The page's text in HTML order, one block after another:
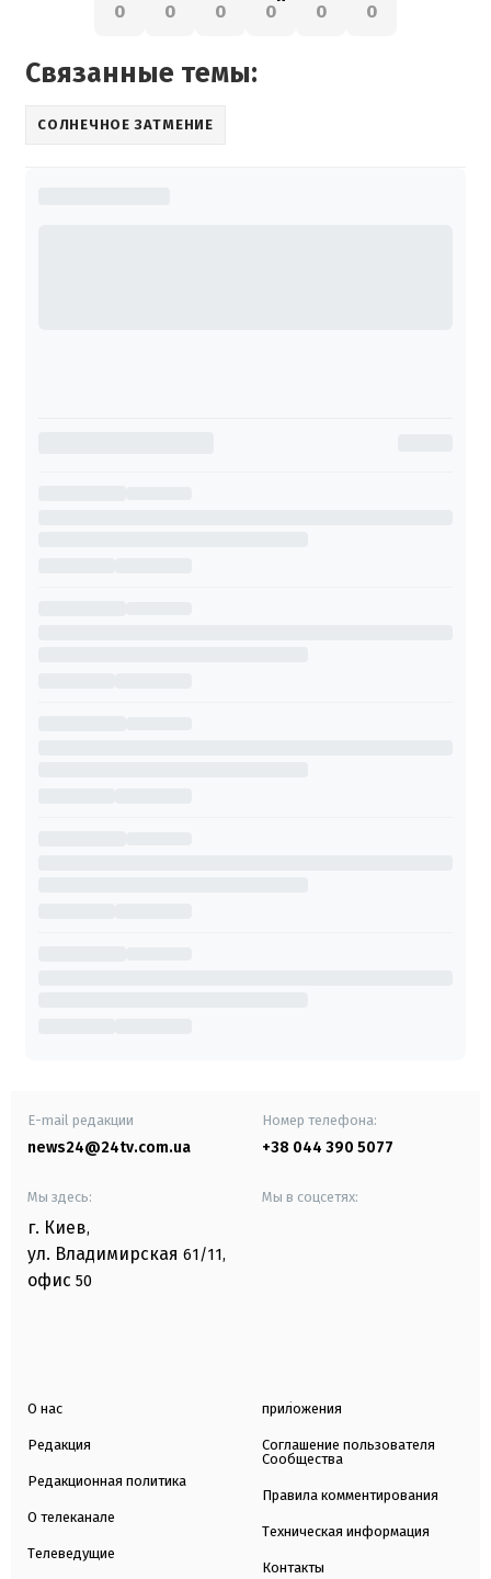
0 0 0 0 0 0
Связанные темы:
СОЛНЕЧНОЕ ЗАТМЕНИЕ
E-mail редакции
news24@24tv.com.ua
Номер телефона:
+38 044 390 5077
Мы здесь:
г. Киев,
ул. Владимирская 61/11,
офис 50
Мы в соцсетях:
О нас
Редакция
Редакционная политика
О телеканале
Телеведущие
приложения
Соглашение пользователя
Сообщества
Правила комментирования
Техническая информация
Контакты